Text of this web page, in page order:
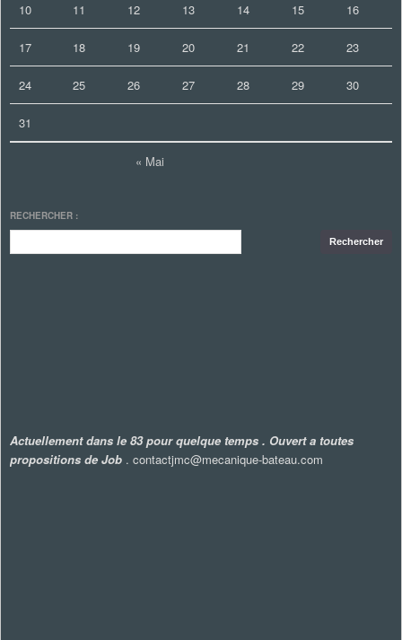
« Mai
10 11 12 13 14 15 16
17 18 19 20 21 22 23
24 25 26 27 28 29 30
31
RECHERCHER :
Actuellement dans le 83 pour quelque temps . Ouvert a toutes
propositions de Job . contactjmc@mecanique-bateau.com